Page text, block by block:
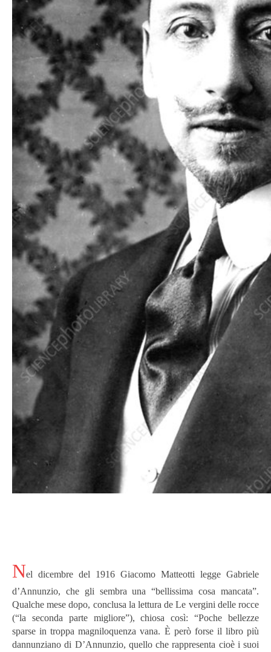
Nel dicembre del 1916 Giacomo Matteotti legge Gabriele
d’Annunzio, che gli sembra una “bellissima cosa mancata”.
Qualche mese dopo, conclusa la lettura de Le vergini delle rocce
(“la seconda parte migliore”), chiosa così: “Poche bellezze
sparse in troppa magniloquenza vana. È però forse il libro più
dannunziano di D’Annunzio, quello che rappresenta cioè i suoi